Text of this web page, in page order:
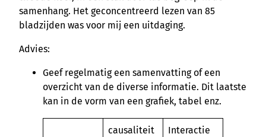
samenhang. Het geconcentreerd lezen van 85
bladzijden was voor mij een uitdaging.
Advies:
Geef regelmatig een samenvatting of een
overzicht van de diverse informatie. Dit laatste
kan in de vorm van een grafiek, tabel enz.
causaliteit Interactie